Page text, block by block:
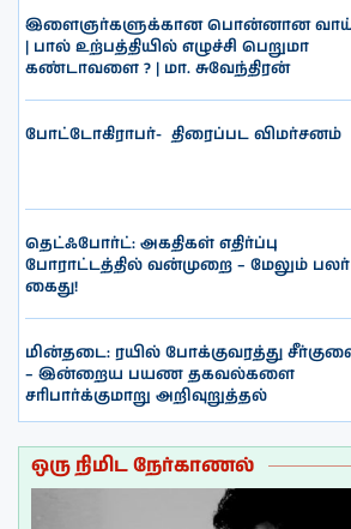
இளைஞர்களுக்கான பொன்னான
| பால் உற்பத்தியில் எழுச்சி பெறுமா
கண்டாவளை ? | மா. சுவேந்திரன்
போட்டோகிராபர்- ‌ திரைப்பட விமர்சனம்
தெட்ஃபோர்ட்: அகதிகள் எதிர்ப்பு
போராட்டத்தில் வன்முறை – மேலும் பலர்
கைது!
மின்தடை: ரயில் போக்குவரத்து
– இன்றைய பயண தகவல்களை
சரிபார்க்குமாறு அறிவுறுத்தல்
ஒரு நிமிட நேர்காணல்